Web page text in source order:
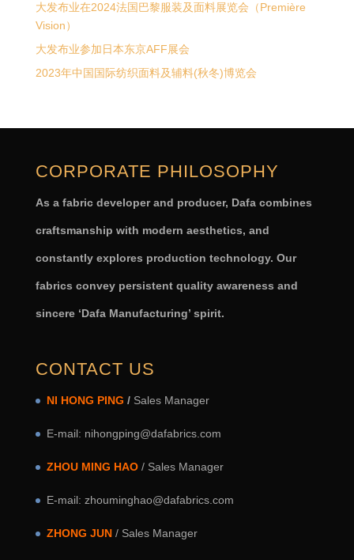
大发布业在2024法国巴黎服装及面料展览会（Première
Vision）
大发布业参加日本东京AFF展会
2023年中国国际纺织面料及辅料(秋冬)博览会
CORPORATE PHILOSOPHY
As a fabric developer and producer, Dafa combines
craftsmanship with modern aesthetics, and
constantly explores production technology. Our
fabrics convey persistent quality awareness and
sincere ‘Dafa Manufacturing’ spirit.
CONTACT US
NI HONG PING /Sales Manager
E-mail: nihongping@dafabrics.com
ZHOU MING HAO / Sales Manager
E-mail: zhouminghao@dafabrics.com
ZHONG JUN / Sales Manager